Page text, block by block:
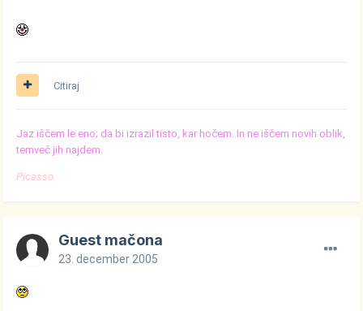
Citiraj
Jaz iščem le eno; da bi izrazil tisto, kar hočem. In ne iščem novih oblik,
temveč jih najdem.
Picasso
Guest mačona
23. december 2005